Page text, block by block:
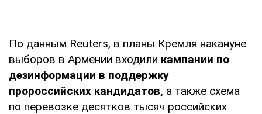
По данным Reuters, в планы Кремля накануне
выборов в Армении входили кампании по
дезинформации в поддержку
пророссийских кандидатов, а также схема
по перевозке десятков тысяч российских